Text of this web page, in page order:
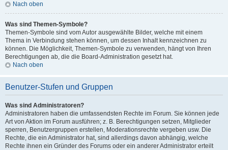
Nach oben
Was sind Themen-Symbole?
Themen-Symbole sind vom Autor ausgewählte Bilder, welche mit einem
Thema in Verbindung stehen können, um dessen Inhalt kennzeichnen zu
können. Die Möglichkeit, Themen-Symbole zu verwenden, hängt von Ihren
Berechtigungen ab, die die Board-Administration gesetzt hat.
Nach oben
Benutzer-Stufen und Gruppen
Was sind Administratoren?
Administratoren haben die umfassendsten Rechte im Forum. Sie können jede
Art von Aktion im Forum ausführen; z. B. Berechtigungen setzen, Mitglieder
sperren, Benutzergruppen erstellen, Moderationsrechte vergeben usw. Die
Rechte, die ein Administrator hat, sind allerdings davon abhängig, welche
Rechte ihnen ein Gründer des Forums oder ein anderer Administrator erteilt